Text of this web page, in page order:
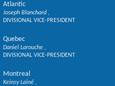
Atlantic
Joseph Blanchard
DIVISIONAL VICE-PRESIDENT
Quebec
Daniel Larouche
DIVISIONAL VICE-PRESIDENT
Montreal
Keinsy Lainé